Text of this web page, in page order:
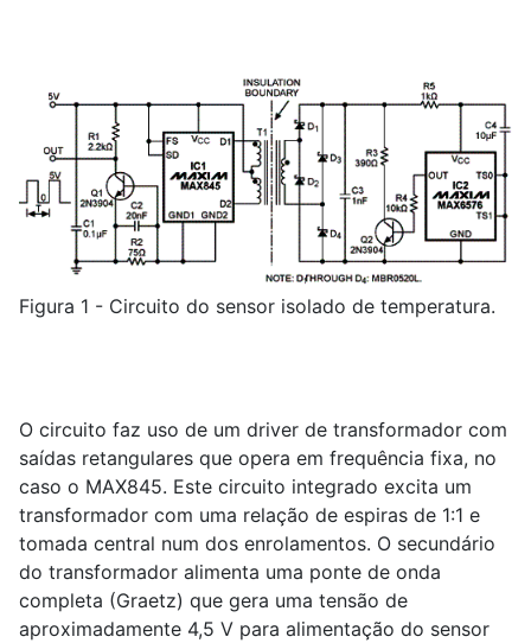
Figura 1 - Circuito do sensor isolado de temperatura.
O circuito faz uso de um driver de transformador com
saídas retangulares que opera em frequência fixa, no
caso o MAX845. Este circuito integrado excita um
transformador com uma relação de espiras de 1:1 e
tomada central num dos enrolamentos. O secundário
do transformador alimenta uma ponte de onda
completa (Graetz) que gera uma tensão de
aproximadamente 4,5 V para alimentação do sensor